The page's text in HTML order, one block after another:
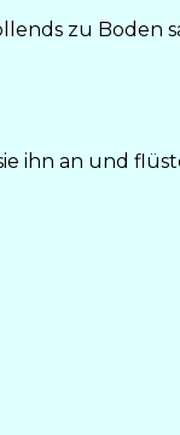
zu Boden
ihn an und